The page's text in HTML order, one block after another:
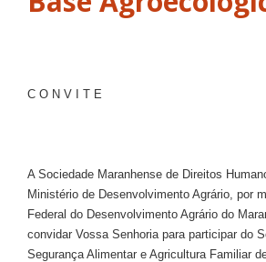
C O N V I T E
A Sociedade Maranhense de Direitos
Ministério de Desenvolvimento Agrário, por
Federal do Desenvolvimento Agrário do
convidar Vossa Senhoria para participar do
Segurança Alimentar e Agricultura Familiar